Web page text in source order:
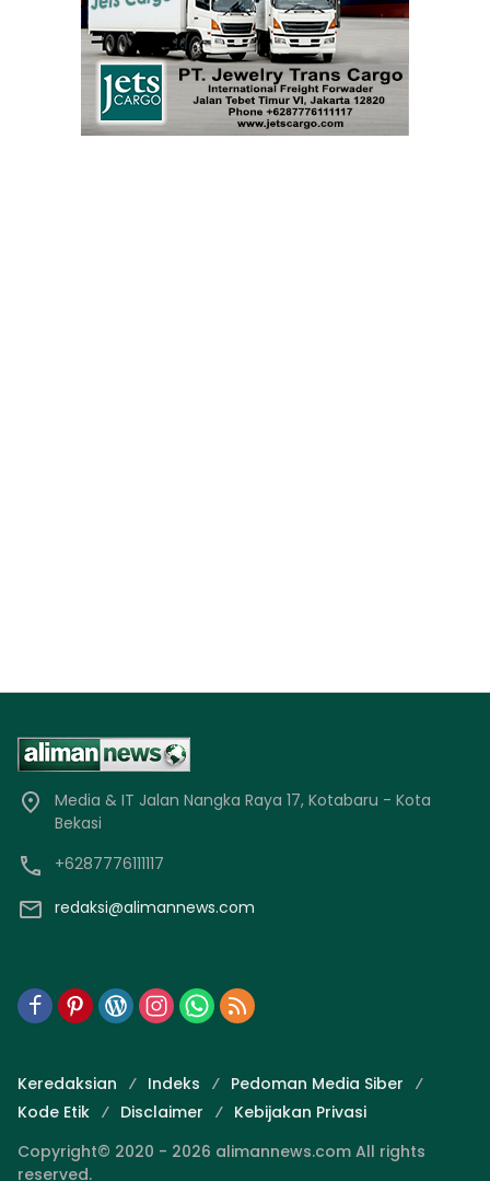
Media & IT Jalan Nangka Raya 17, Kotabaru - Kota
Bekasi
+6287776111117
redaksi@alimannews.com
Keredaksian Indeks
Pedoman Media Siber
Kode Etik
Disclaimer
Kebijakan Privasi
Copyright© 2020 - 2026 alimannews.com All rights
reserved.